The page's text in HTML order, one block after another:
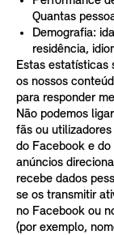
Quantas
Demografia:
residência,
Estas estatísticas
os nossos
para responder
Não podemos
fãs ou
do Facebook e
anúncios
recebe dados
se os transmitir
no Facebook ou
(por exemplo,